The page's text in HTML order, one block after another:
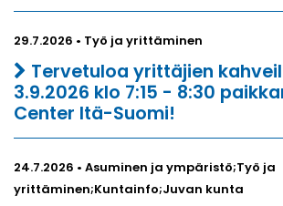
29.7.2026 • Työ ja yrittäminen
Tervetuloa yrittäjien
3.9.2026 klo 7:15 - 8:30
Center Itä-Suomi!
24.7.2026 • Asuminen ja ympäristö;Työ ja
yrittäminen;Kuntainfo;Juvan kunta